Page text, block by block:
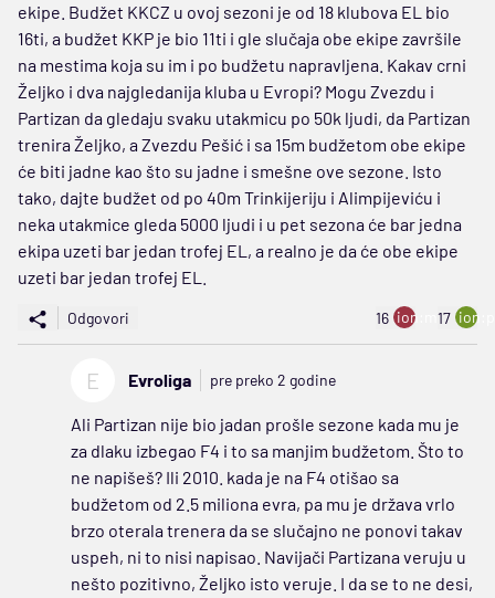
ekipe. Budžet KKCZ u ovoj sezoni je od 18 klubova EL bio
16ti, a budžet KKP je bio 11ti i gle slučaja obe ekipe završile
na mestima koja su im i po budžetu napravljena. Kakav crni
Željko i dva najgledanija kluba u Evropi? Mogu Zvezdu i
Partizan da gledaju svaku utakmicu po 50k ljudi, da Partizan
trenira Željko, a Zvezdu Pešić i sa 15m budžetom obe ekipe
će biti jadne kao što su jadne i smešne ove sezone. Isto
tako, dajte budžet od po 40m Trinkijeriju i Alimpijeviću i
neka utakmice gleda 5000 ljudi i u pet sezona će bar jedna
ekipa uzeti bar jedan trofej EL, a realno je da će obe ekipe
uzeti bar jedan trofej EL.
Odgovori 16 ion:minus
17
E Evroliga pre preko 2 godine
Ali Partizan nije bio jadan prošle sezone kada mu je
za dlaku izbegao F4 i to sa manjim budžetom. Što to
ne napišeš? Ili 2010. kada je na F4 otišao sa
budžetom od 2.5 miliona evra, pa mu je država vrlo
brzo oterala trenera da se slučajno ne ponovi takav
uspeh, ni to nisi napisao. Navijači Partizana veruju u
nešto pozitivno, Željko isto veruje. I da se to ne desi,